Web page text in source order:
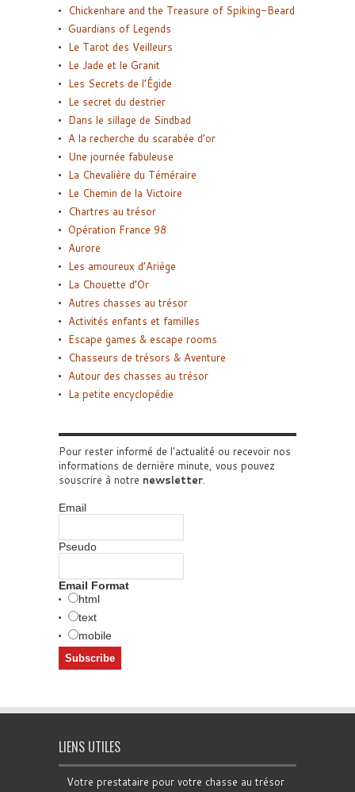
Chickenhare and the Treasure of Spiking-Beard
Guardians of Legends
Le Tarot des Veilleurs
Le Jade et le Granit
Les Secrets de l’Égide
Le secret du destrier
Dans le sillage de Sindbad
A la recherche du scarabée d’or
Une journée fabuleuse
La Chevalière du Téméraire
Le Chemin de la Victoire
Chartres au trésor
Opération France 98
Aurore
Les amoureux d’Ariège
La Chouette d’Or
Autres chasses au trésor
Activités enfants et familles
Escape games & escape rooms
Chasseurs de trésors & Aventure
Autour des chasses au trésor
La petite encyclopédie
Pour rester informé de l'actualité ou recevoir nos
informations de dernière minute, vous pouvez
souscrire à notre newsletter.
Email
Pseudo
Email Format
html
text
mobile
LIENS UTILES
Votre prestataire pour votre chasse au trésor